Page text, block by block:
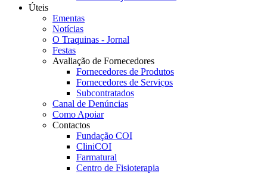
Úteis
Ementas
Notícias
O Traquinas - Jornal
Festas
Avaliação de Fornecedores
Fornecedores de Produtos
Fornecedores de Serviços
Subcontratados
Canal de Denúncias
Como Apoiar
Contactos
Fundação COI
CliniCOI
Farmatural
Centro de Fisioterapia